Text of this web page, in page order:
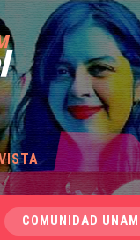
COMUNIDAD UNAM